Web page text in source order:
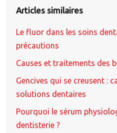
Articles similaires
Le fluor dans les soins
précautions
Causes et traitements des
Gencives qui se creusent :
solutions dentaires
Pourquoi le sérum
dentisterie ?